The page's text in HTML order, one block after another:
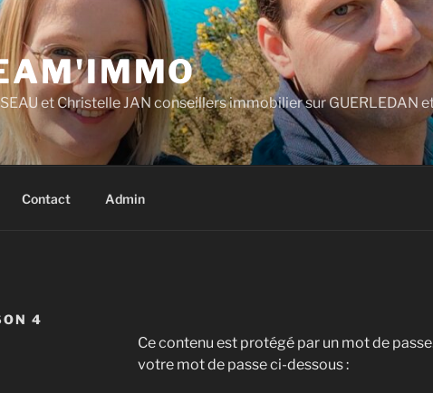
et Christelle JAN conseillers immobilier sur GUERLEDAN
Contact Admin
4
Ce contenu est protégé par un mot de
votre mot de passe ci-dessous :